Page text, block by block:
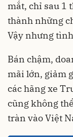
mắt, chỉ sau 1
thành những
Vậy nhưng
Bán chậm,
mãi lớn, giảm
các hãng xe
cũng không
tràn vào Việt